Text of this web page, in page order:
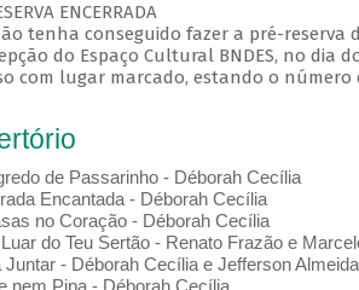
ENCERRADA
tenha conseguido fazer a pré-
do Espaço Cultural BNDES, no dia
com lugar marcado, estando o
de Passarinho - Déborah Cecília
Encantada - Déborah Cecília
no Coração - Déborah Cecília
do Teu Sertão - Renato Frazão e
Juntar - Déborah Cecília e Jefferson Almeida